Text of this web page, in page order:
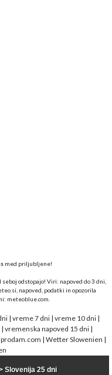
med priljubljene!
odstopajo! Viri: napoved do 3 dni,
napoved, podatki in opozorila
meteoblue.com
| vreme 7 dni | vreme 10 dni |
| vremenska napoved 15 dni|
prodam.com | Wetter Slowenien |
Slovenija 25 dni